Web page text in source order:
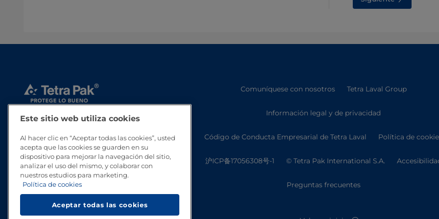
Comuníquese con nosotros Tetra Laval Group
Información legal y de privacidad
Código de Conducta Empresarial de Tetra Laval Política de
沪ICP备17056308号-1 © Tetra Pak International S.A.
Preguntas frecuentes
Este sitio web utiliza cookies
Al hacer clic en “Aceptar todas las cookies”, usted
acepta que las cookies se guarden en su
dispositivo para mejorar la navegación del sitio,
analizar el uso del mismo, y colaborar con
nuestros estudios para marketing.
Política de cookies
Aceptar todas las cookies